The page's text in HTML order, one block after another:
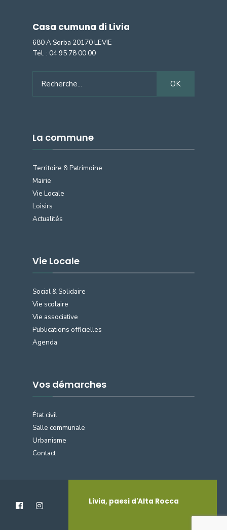
Casa cumuna di Livia
680 A Sorba 20170 LEVIE
Tél. : 04 95 78 00 00
for:
OK
La commune
Territoire & Patrimoine
Mairie
Vie Locale
Loisirs
Actualités
Vie Locale
Social & Solidaire
Vie scolaire
Vie associative
Publications officielles
Agenda
Vos démarches
État civil
Salle communale
Urbanisme
Contact
Livia, paesi d'Alta Rocca